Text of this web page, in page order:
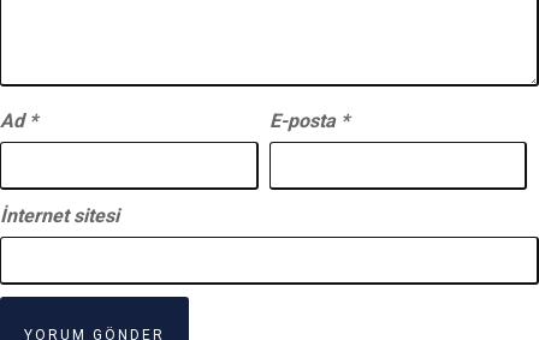
Ad * E-posta *
İnternet sitesi